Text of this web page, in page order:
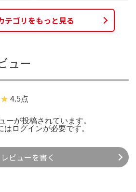
テゴリをもっと見る
ュー
4.5点
ーが投稿されています。
は ログインが必要です。
レビューを書く